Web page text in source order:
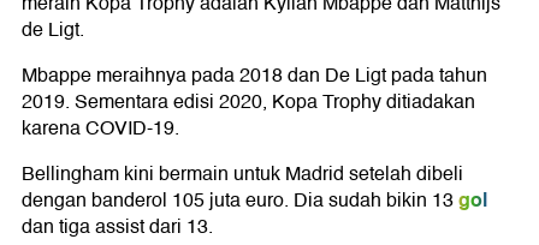
de Ligt.
Mbappe meraihnya pada 2018 dan De Ligt pada tahun
2019. Sementara edisi 2020, Kopa Trophy ditiadakan
karena COVID-19.
Bellingham kini bermain untuk Madrid setelah dibeli
dengan banderol 105 juta euro. Dia sudah bikin 13gol
dan tiga assist dari 13.